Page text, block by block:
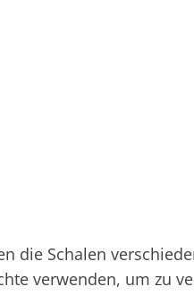
die Schalen
verwenden, um zu